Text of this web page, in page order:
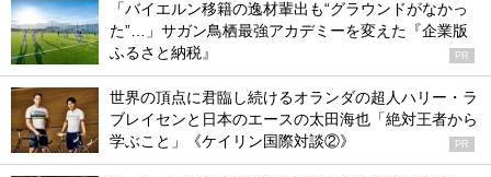
「バイエルン移籍の逸材輩出も“グラウンドがなかっ
た”…」サガン鳥栖最強アカデミーを変えた『企業版
ふるさと納税』
PR
世界の頂点に君臨し続けるオランダの超人ハリー・ラ
ブレイセンと日本のエースの太田海也「絶対王者から
学ぶこと」《ケイリン国際対談②》
PR